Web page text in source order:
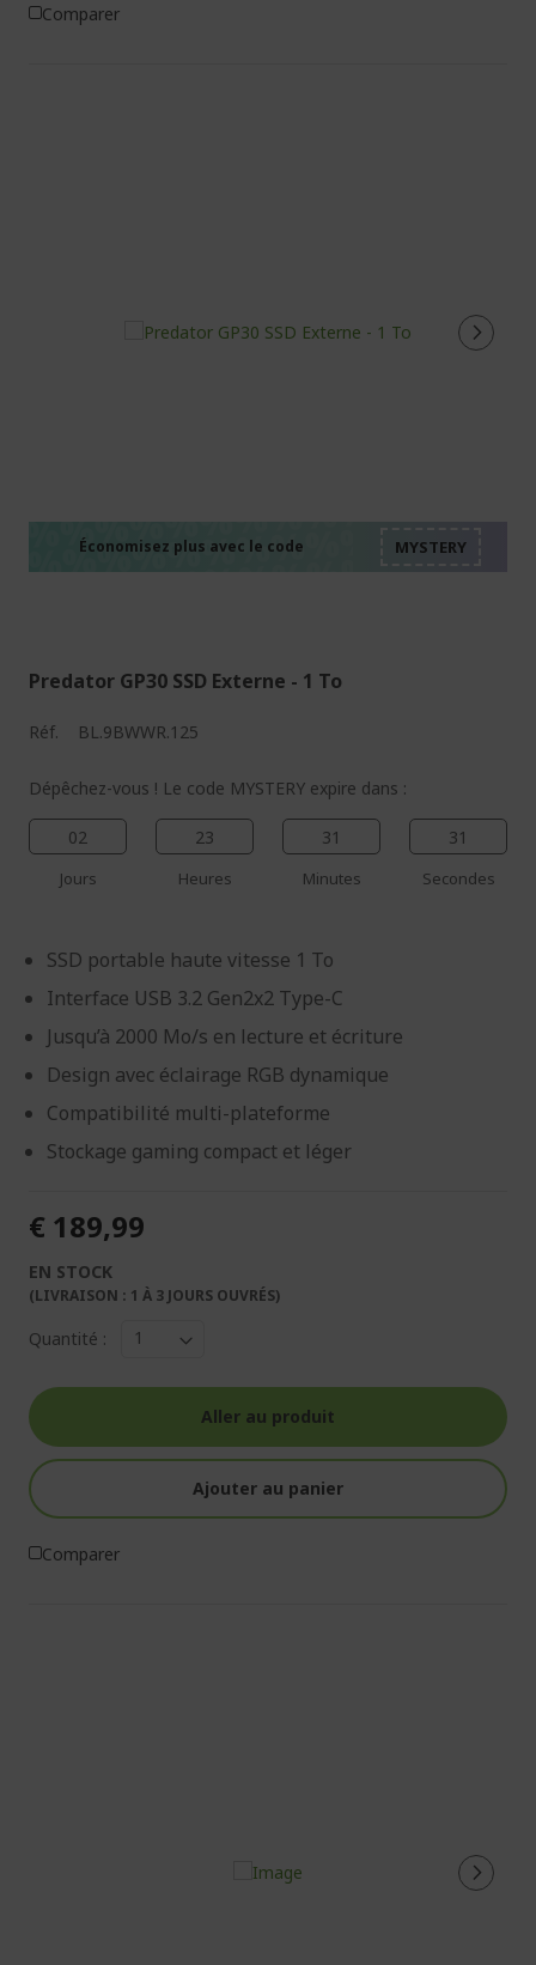
Comparer
Économisez plus avec le code
Predator GP30 SSD Externe - 1 To
Réf. BL.9BWWR.125
Dépêchez-vous ! Le code MYSTERY expire dans :
02
Jours
23
Heures
31
Minutes
30
Secondes
SSD portable haute vitesse 1 To
Interface USB 3.2 Gen2x2 Type-C
Jusqu’à 2000 Mo/s en lecture et écriture
Design avec éclairage RGB dynamique
Compatibilité multi-plateforme
Stockage gaming compact et léger
€ 189,99
EN STOCK
(LIVRAISON : 1 À 3 JOURS OUVRÉS)
Quantité :
Aller au produit
Ajouter au panier
Comparer